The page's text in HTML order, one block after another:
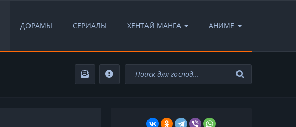
ДОРАМЫ СЕРИАЛЫ ХЕНТАЙ МАНГА АНИМЕ